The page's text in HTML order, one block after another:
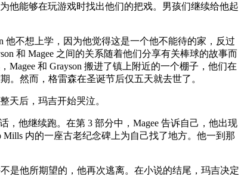
他能够在玩游戏时找出他们的把戏。男孩们继续给他起
他不想上学，因为他觉得这是一个他不能待的家，反过
和 Magee 之间的关系随着他们分享有关棒球的故事而
和 Grayson 搬进了镇上附近的一个棚子，他们在
。然而，格雷森在圣诞节后仅五天就去世了。
天后，玛吉开始哭泣。
，他继续跑。在第 3 部分中，Magee 告诉自己，他出现
内的一座古老纪念碑上为自己找了地方。他一到那
是他所期望的，他再次逃离。在小说的结尾，玛吉决定